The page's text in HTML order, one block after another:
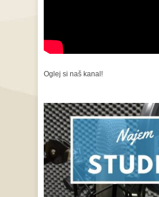
Oglej si naš kanal!